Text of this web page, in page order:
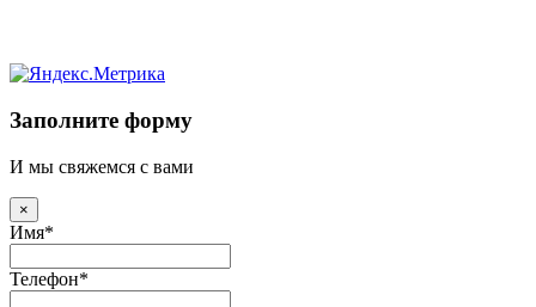
Заполните форму
И мы свяжемся с вами
×
Имя*
Телефон*